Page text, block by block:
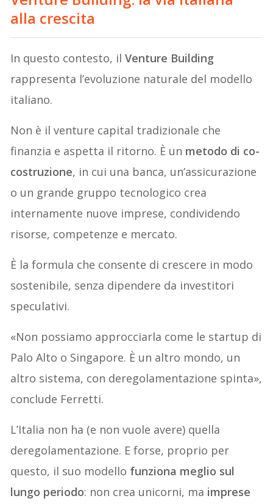
alla crescita
In questo contesto, ilVenture Building
rappresenta l’evoluzione naturale del modello
italiano.
Non è il venture capital tradizionale che
finanzia e aspetta il ritorno. È un metodo di co-
costruzione, in cui una banca, un’assicurazione
o un grande gruppo tecnologico crea
internamente nuove imprese, condividendo
risorse, competenze e mercato.
È la formula che consente di crescere in modo
sostenibile, senza dipendere da investitori
speculativi.
«Non possiamo approcciarla come le startup di
Palo Alto o Singapore. È un altro mondo, un
altro sistema, con deregolamentazione spinta»,
conclude Ferretti.
L’Italia non ha (e non vuole avere) quella
deregolamentazione. E forse, proprio per
questo, il suo modello funziona meglio sul
lungo periodo: non crea unicorni, ma imprese